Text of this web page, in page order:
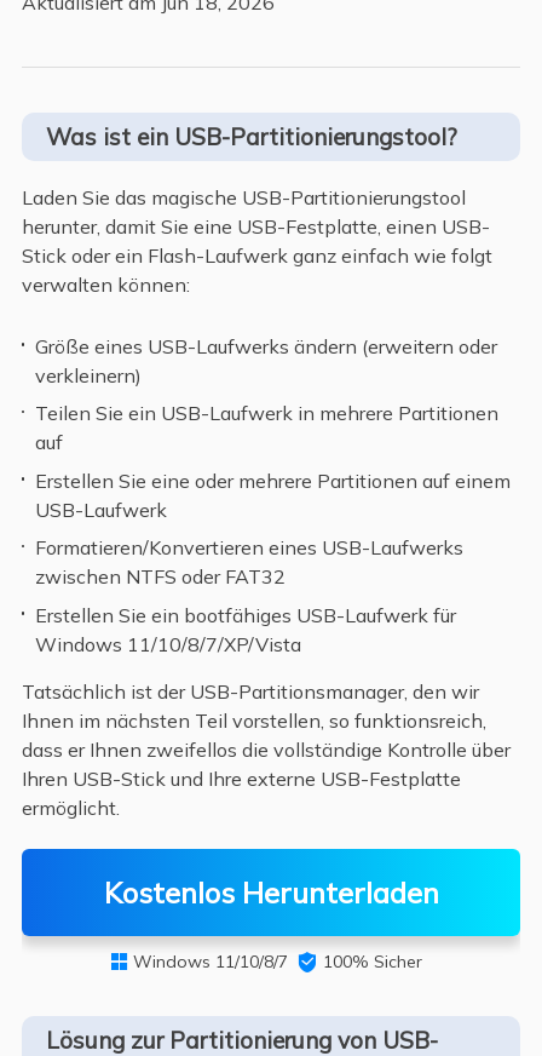
Was ist ein USB-Partitionierungstool?
Laden Sie das magische USB-Partitionierungstool
herunter, damit Sie eine USB-Festplatte, einen USB-
Stick oder ein Flash-Laufwerk ganz einfach wie folgt
verwalten können:
Größe eines USB-Laufwerks ändern (erweitern oder
verkleinern)
Teilen Sie ein USB-Laufwerk in mehrere Partitionen
auf
Erstellen Sie eine oder mehrere Partitionen auf einem
USB-Laufwerk
Formatieren/Konvertieren eines USB-Laufwerks
zwischen NTFS oder FAT32
Erstellen Sie ein bootfähiges USB-Laufwerk für
Windows 11/10/8/7/XP/Vista
Tatsächlich ist der USB-Partitionsmanager, den wir
Ihnen im nächsten Teil vorstellen, so funktionsreich,
dass er Ihnen zweifellos die vollständige Kontrolle über
Ihren USB-Stick und Ihre externe USB-Festplatte
ermöglicht.
Kostenlos Herunterladen
 Windows 11/10/8/7  100% Sicher
Lösung zur Partitionierung von USB-